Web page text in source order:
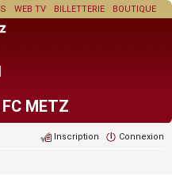
BOUTIQUE
BILLETTERIE
WEB TV
METZ
Connexion
Inscription